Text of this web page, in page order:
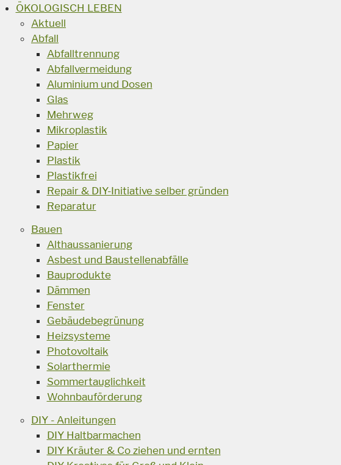
ÖKOLOGISCH LEBEN
Aktuell
Abfall
Abfalltrennung
Abfallvermeidung
Aluminium und Dosen
Glas
Mehrweg
Mikroplastik
Papier
Plastik
Plastikfrei
Repair & DIY-Initiative selber gründen
Reparatur
Bauen
Althaussanierung
Asbest und Baustellenabfälle
Bauprodukte
Dämmen
Fenster
Gebäudebegrünung
Heizsysteme
Photovoltaik
Solarthermie
Sommertauglichkeit
Wohnbauförderung
DIY - Anleitungen
DIY Haltbarmachen
DIY Kräuter & Co ziehen und ernten